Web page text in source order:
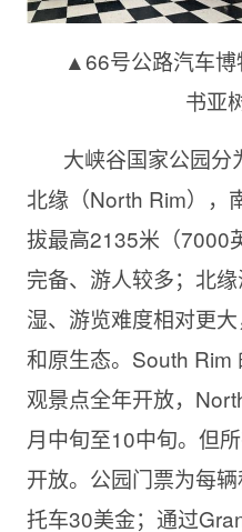
▲66号公路汽车博
书亚
大峡谷国家公园分
北缘（North Rim），
拔最高2135米（7000
完备、游人较多；北
湿、游览难度相对更
和原生态。South
观景点全年开放，
月中旬至10中旬。但
开放。公园门票为每
托车30美金；通过